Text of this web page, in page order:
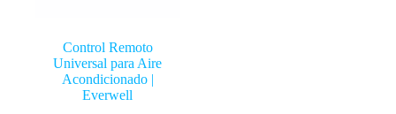
Control Remoto
Universal para Aire
Acondicionado |
Everwell